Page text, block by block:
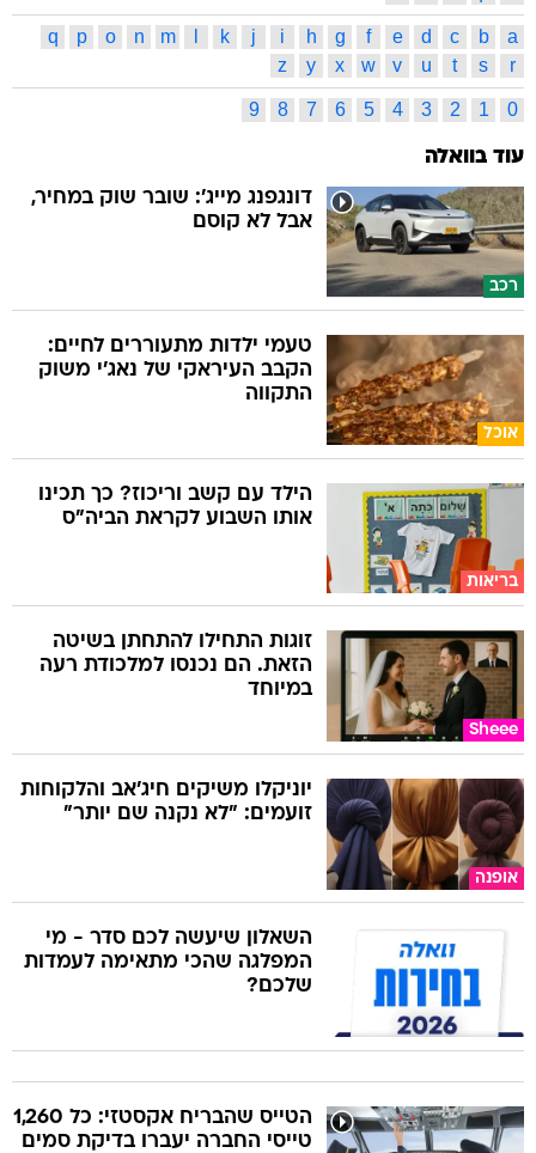
a
b
c
d
e
f
g
h
i
j
k
m
n
o
p
q
r
s
t
u
v
w
x
y
z
0
1
2
3
4
5
6
7
8
9
עוד בוואלה
רכב
דונגפנג מייג': שובר שוק במחיר,
אבל לא קוסם
אוכל
טעמי ילדות מתעוררים לחיים:
הקבב העיראקי של נאג׳י משוק
התקווה
בריאות
הילד עם קשב וריכוז? כך תכינו
אותו השבוע לקראת הביה"ס
Sheee
זוגות התחילו להתחתן בשיטה
הזאת. הם נכנסו למלכודת רעה
במיוחד
אופנה
יוניקלו משיקים חיג'אב והלקוחות
זועמים: "לא נקנה שם יותר"
השאלון שיעשה לכם סדר - מי
המפלגה שהכי מתאימה לעמדות
שלכם?
הטייס שהבריח אקסטזי: כל 1,260
טייסי החברה יעברו בדיקת סמים